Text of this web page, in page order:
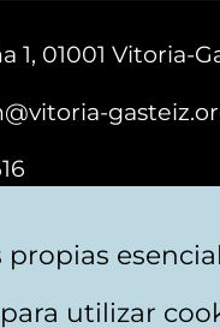
1, 01001 Vitoria-
utilizar